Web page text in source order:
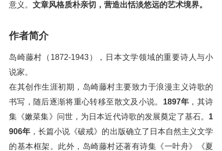
意义。 文章风格质朴亲切，营造出恬淡悠远的艺术境界。
作者简介
岛崎藤村（1872-1943），日本文学领域的重要诗人与小
说家。
在其创作生涯初期，岛崎藤村主要致力于浪漫主义诗歌的
书写，随后逐渐将重心转移至散文及小说。 1897年 ，其诗
集《嫩菜集》问世，为日本近代诗歌的发展奠定了基石。 1
906年 ，长篇小说《破戒》的出版确立了日本自然主义文学
的基本框架。此外，岛崎藤村还著有诗集《一叶舟》《夏